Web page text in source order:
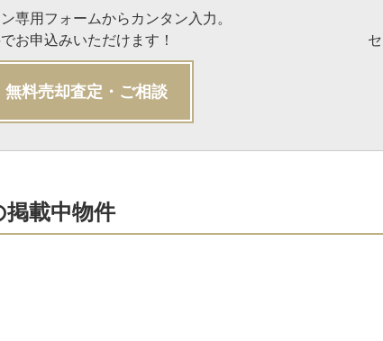
専用フォームからカンタン入力。
お申込みいただけます！
無料売却査定・ご相談
載中物件